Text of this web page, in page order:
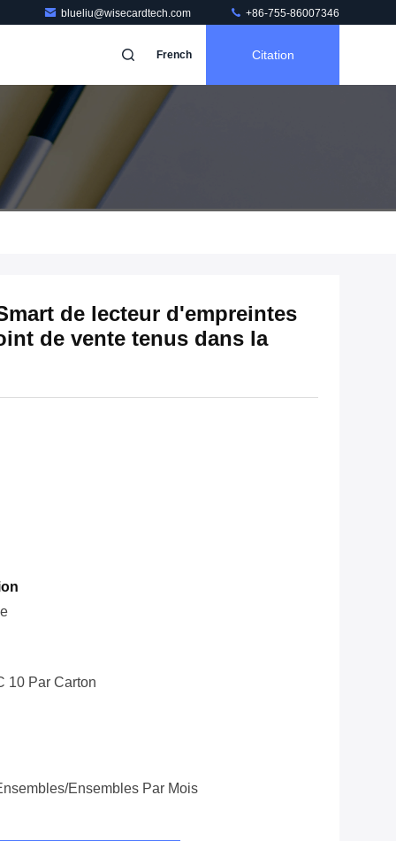
blueliu@wisecardtech.com +86-755-86007346
French Citation
de lecteur d'empreintes
de vente tenus dans la
10 Par Carton
ensembles Par Mois